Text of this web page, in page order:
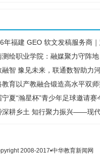
福建 GEO 软文发稿服务商｜慧品宣：以 AI
测绘职业学院：融媒聚力守阵
豫见未来，联通数智助力河南省教育厅高校CIO专题研
育以产教融合锻造高水平双师型团队
宁夏“瀚星杯”青少年足球邀请赛
耕乡土 知行聚力振兴——现代服务系
2008-2017•中华教育新闻网